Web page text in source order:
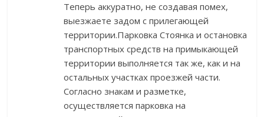
Теперь аккуратно, не создавая помех,
выезжаете задом с прилегающей
территории.Парковка Стоянка и остановка
транспортных средств на примыкающей
территории выполняется так же, как и на
остальных участках проезжей части.
Согласно знакам и разметке,
осуществляется парковка на